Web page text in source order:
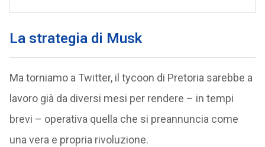
La strategia di Musk
Ma torniamo a Twitter, il tycoon di Pretoria sarebbe a
lavoro già da diversi mesi per rendere – in tempi
brevi – operativa quella che si preannuncia come
una vera e propria rivoluzione.